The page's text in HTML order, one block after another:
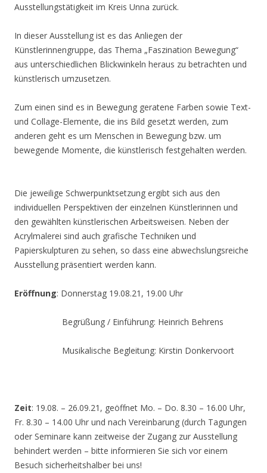
Ausstellungstätigkeit im Kreis Unna zurück.
In dieser Ausstellung ist es das Anliegen der
Künstlerinnengruppe, das Thema „Faszination Bewegung“
aus unterschiedlichen Blickwinkeln heraus zu betrachten und
künstlerisch umzusetzen.
Zum einen sind es in Bewegung geratene Farben sowie Text-
und Collage-Elemente, die ins Bild gesetzt werden, zum
anderen geht es um Menschen in Bewegung bzw. um
bewegende Momente, die künstlerisch festgehalten werden.
Die jeweilige Schwerpunktsetzung ergibt sich aus den
individuellen Perspektiven der einzelnen Künstlerinnen und
den gewählten künstlerischen Arbeitsweisen. Neben der
Acrylmalerei sind auch grafische Techniken und
Papierskulpturen zu sehen, so dass eine abwechslungsreiche
Ausstellung präsentiert werden kann.
Eröffnung: Donnerstag 19.08.21, 19.00 Uhr
Begrüßung / Einführung: Heinrich Behrens
Musikalische Begleitung: Kirstin Donkervoort
Zeit: 19.08. – 26.09.21, geöffnet Mo. – Do. 8.30 – 16.00 Uhr,
Fr. 8.30 – 14.00 Uhr und nach Vereinbarung (durch Tagungen
oder Seminare kann zeitweise der Zugang zur Ausstellung
behindert werden – bitte informieren Sie sich vor einem
Besuch sicherheitshalber bei uns!